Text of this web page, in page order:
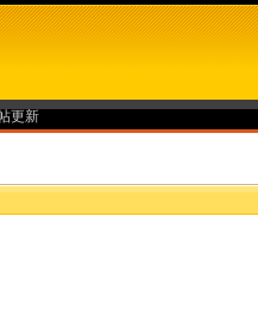
更新